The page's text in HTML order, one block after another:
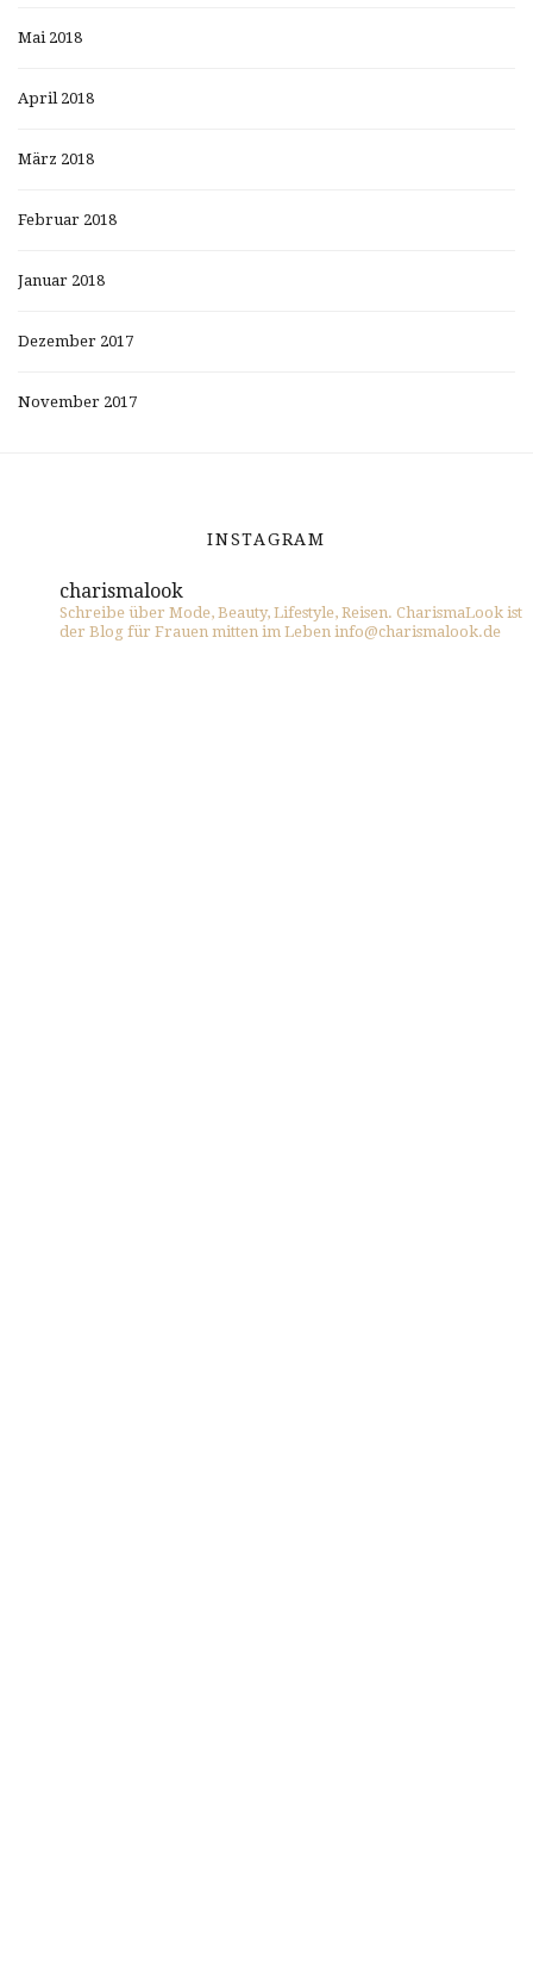
Mai 2018
April 2018
März 2018
Februar 2018
Januar 2018
Dezember 2017
November 2017
INSTAGRAM
charismalook
Schreibe über Mode, Beauty, Lifestyle, Reisen. CharismaLook ist
der Blog für Frauen mitten im Leben info@charismalook.de